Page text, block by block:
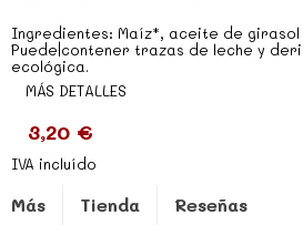
Ingredientes: Maíz*, aceite de
Puede|contener trazas de leche y
ecológica.
MÁS DETALLES
3,20 €
IVA incluído
Más Tienda Reseñas